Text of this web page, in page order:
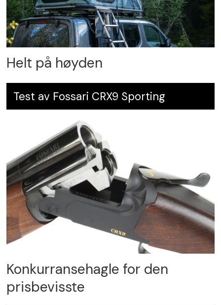
Helt på høyden
Test av Fossari CRX9 Sporting
Konkurransehagle for den
prisbevisste